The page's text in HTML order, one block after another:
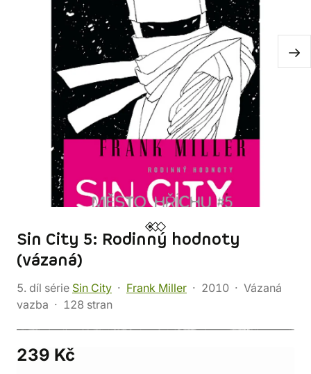
Sin City 5: Rodinný hodnoty
(vázaná)
5. díl série Sin City Frank Miller 2010
Vázaná
vazba
128 stran
239 Kč